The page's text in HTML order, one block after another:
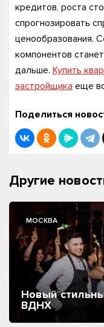
кредитов, роста
спрогнозировать
ценообразования.
компонентов
дальше. Купить
застройщика еще
Поделиться
Другие
МОСКВА
Новый
ВДНХ